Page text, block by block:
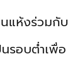
แห้งร่วมกับ
รอบต่ำเพื่อ